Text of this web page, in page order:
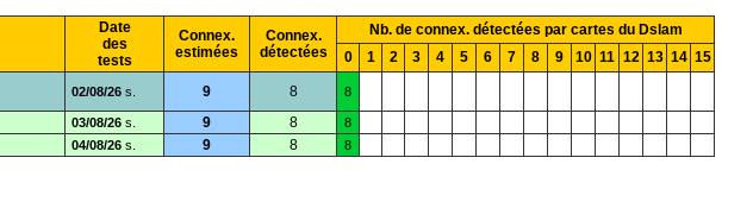
Date
des
tests
Connex.
estimées
Connex.
détectées
Nb. de connex. détectées par cartes du Dslam
0
1 2 3 4 5 6 7 8 9 10 11 12 13 14 15
02/08/26 s. 9 8 8
03/08/26 s. 9 8
8
04/08/26 s. 9 8 8